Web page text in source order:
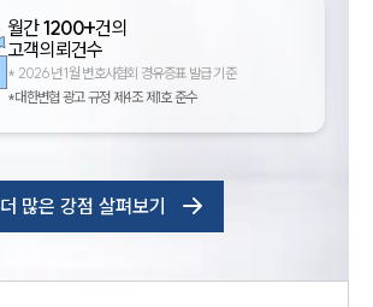
월간1200+건의
고객의뢰건수
* 2026년 1월 변호사협회 경유증표 발급 기준
*대한변협 광고 규정 제4조 제1호 준수
더 많은 강점 살펴보기